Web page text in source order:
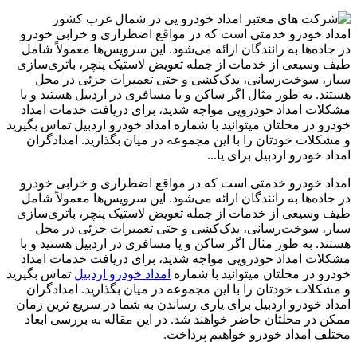
امداد خودرو خدمتی است که در مواقع اضطراری و خرابی خودرو
در جاده‌ها به رانندگان ارائه می‌شود. این سرویس‌ها معمولاً شامل
طیف وسیعی از خدمات از جمله تعویض لاستیک پنچر، باتری‌سازی
سیار، سوخت‌رسانی، یدک‌کشی و حتی تعمیرات جزئی در محل
هستند. به طور مثال اگر ساکن و یا مسافری در اردبیل هستید و با
مشکلات امداد خودرویی مواجه شدید، برای دریافت خدمات امداد
خودرو در محلتان میتوانید با شماره امداد خودرو اردبیل تماس بگیرید
و مشکلات خودتان را با این مجموعه در میان بگذارید. امدادگران
امداد خودرو اردبیل برای یا...
امداد خودرو خدمتی است که در مواقع اضطراری و خرابی خودرو
در جاده‌ها به رانندگان ارائه می‌شود. این سرویس‌ها معمولاً شامل
طیف وسیعی از خدمات از جمله تعویض لاستیک پنچر، باتری‌سازی
سیار، سوخت‌رسانی، یدک‌کشی و حتی تعمیرات جزئی در محل
هستند. به طور مثال اگر ساکن و یا مسافری در اردبیل هستید و با
مشکلات امداد خودرویی مواجه شدید، برای دریافت خدمات امداد
خودرو در محلتان میتوانید با شماره امداد خودرو اردبیل تماس بگیرید
و مشکلات خودتان را با این مجموعه در میان بگذارید. امدادگران
امداد خودرو اردبیل برای یاری رساندن به شما در سریع ترین زمان
ممکن در محلتان حاضر خواهند شد. در این مقاله به بررسی ابعاد
مختلف امداد خودرو خواهیم پرداخت.